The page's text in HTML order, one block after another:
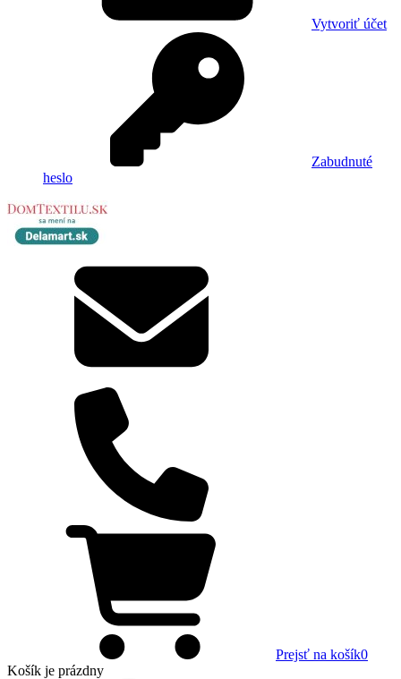
Vytvoriť účet
Zabudnuté
heslo
Prejsť na košík0
Košík je prázdny